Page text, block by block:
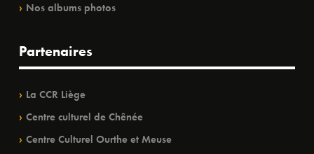
Nos albums photos
Partenaires
La CCR Liège
Centre culturel de Chênée
Centre Culturel Ourthe et Meuse